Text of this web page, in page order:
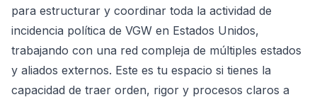
para estructurar y coordinar toda la actividad de
incidencia política de VGW en Estados Unidos,
trabajando con una red compleja de múltiples estados
y aliados externos. Este es tu espacio si tienes la
capacidad de traer orden, rigor y procesos claros a